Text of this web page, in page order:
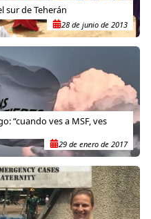
sur de Teherán
28 de junio de 2013
“cuando ves a MSF, ves
29 de enero de 2017